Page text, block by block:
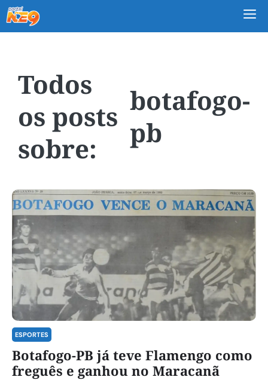
botafogo-
pb
ESPORTES
Botafogo-PB já teve Flamengo como
freguês e ganhou no Maracanã